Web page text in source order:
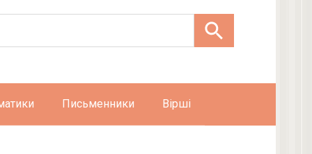
Письменники Вірші